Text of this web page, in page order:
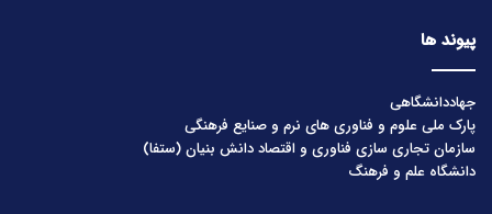
پیوند ها
جهاددانشگاهی
پارک ملی علوم و فناوری های نرم و صنایع فرهنگی
سازمان تجاری سازی فناوری و اقتصاد دانش بنیان (ستفا)
دانشگاه علم و فرهنگ